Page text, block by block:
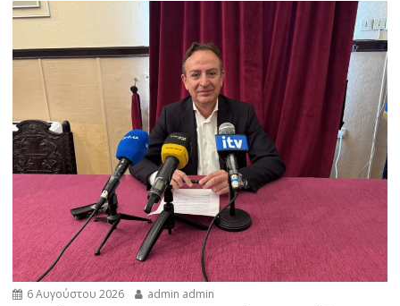
6 Αυγούστου 2026 admin admin